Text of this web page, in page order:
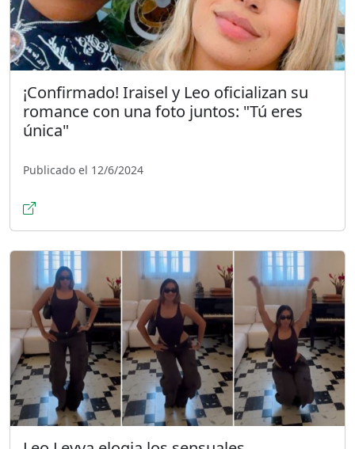
¡Confirmado! Iraisel y Leo oficializan su
romance con una foto juntos: "Tú eres
única"
Publicado el 12/6/2024